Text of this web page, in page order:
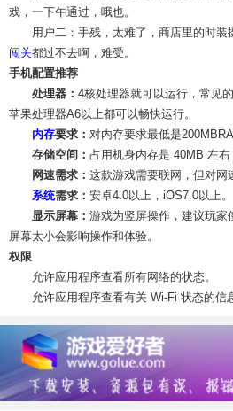
戏，一下午通过，哦也。
用户二：手残，太难了，商店里的时装
闯关都过不去啊，难受。
手机配置推荐
处理器： 4核处理器就可以运行，常见
苹果处理器A6以上都可以畅快运行。
内存要求： 对内存要求最低是
存储空间： 占用机身内存是 40MB 左右
网速需求： 这款游戏需要联网，但对网
系统需求： 安卓4.0以上，iOS7.0以上。
显示屏幕： 游戏为竖屏操作，建议玩家
屏幕太小会影响操作和体验。
权限
允许应用程序查看所有网络的状态。
允许应用程序查看有关 Wi-Fi 状态的信